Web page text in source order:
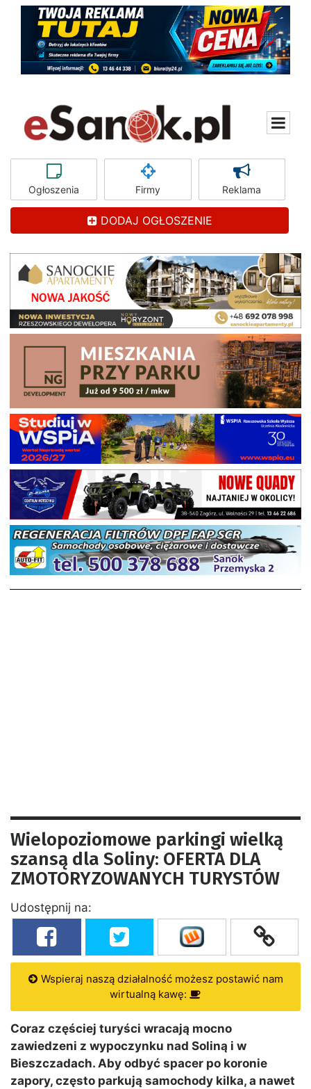
Ogłoszenia Firmy Reklama
DODAJ OGŁOSZENIE
Wielopoziomowe parkingi wielką
szansą dla Soliny: OFERTA DLA
ZMOTORYZOWANYCH TURYSTÓW
Udostępnij na:
Wspieraj naszą działalność możesz postawić nam
wirtualną kawę:
Coraz częściej turyści wracają mocno
zawiedzeni z wypoczynku nad Soliną i w
Bieszczadach. Aby odbyć spacer po koronie
zapory, często parkują samochody kilka, a nawet